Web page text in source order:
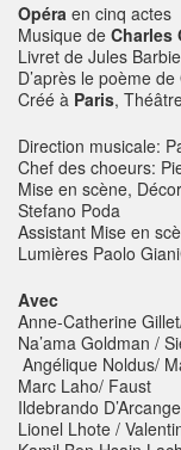
Opéra en cinq actes
Musique de Charles
Livret de Jules
D’après le poème de
Créé à Paris,
Direction musicale:
Chef des choeurs:
Mise en scène,
Stefano Poda
Assistant Mise en
Lumières Paolo
Avec
Anne-Catherine
Na’ama Goldman /
Angélique Noldus/
Marc Laho/ Faust
Ildebrando
Lionel Lhote /